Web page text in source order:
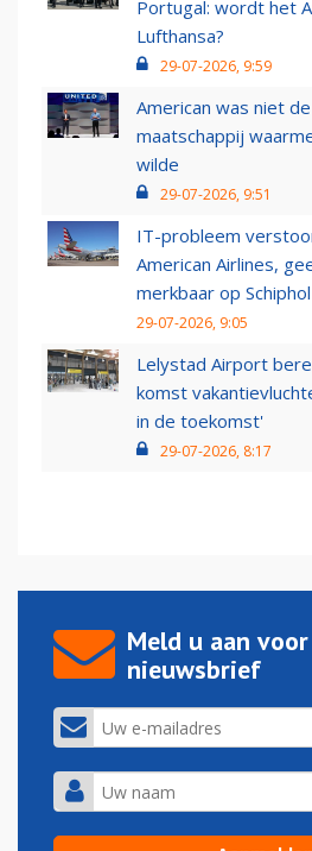
Portugal: wordt het
Lufthansa?
29-07-2026, 9:59
American was niet
maatschappij
wilde
29-07-2026, 9:51
IT-probleem
American Airlines,
merkbaar op Schiphol
29-07-2026, 9:05
Lelystad Airport
komst
in de toekomst'
29-07-2026, 8:17
Meld u aan
nieuwsbrief